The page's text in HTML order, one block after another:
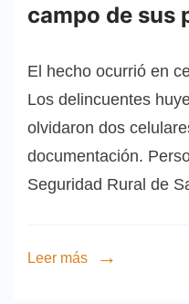
campo de sus
El hecho ocurrió en
Los delincuentes
olvidaron dos
documentación.
Seguridad Rural de
Leer más